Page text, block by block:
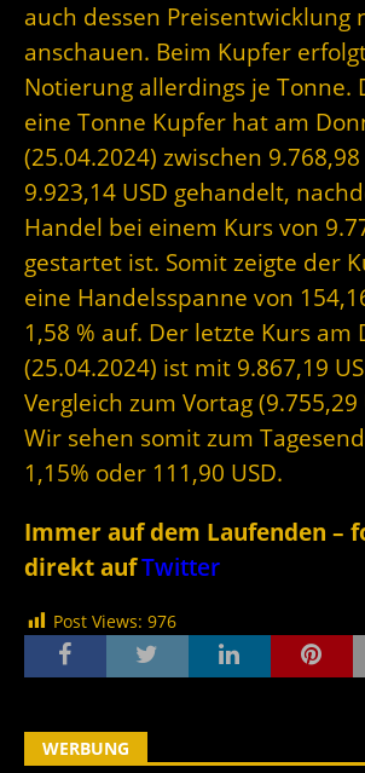
auch dessen Preisentwicklung
anschauen. Beim Kupfer
Notierung allerdings je Tonne.
eine Tonne Kupfer hat am
(25.04.2024) zwischen
9.923,14 USD gehandelt,
Handel bei einem Kurs von
gestartet ist. Somit zeigte der
eine Handelsspanne von
1,58 % auf. Der letzte Kurs am
(25.04.2024) ist mit 9.867,19
Vergleich zum Vortag (9.755,29
Wir sehen somit zum
1,15% oder 111,90 USD.
Immer auf dem Laufenden –
direkt aufTwitter
Post Views: 976
WERBUNG